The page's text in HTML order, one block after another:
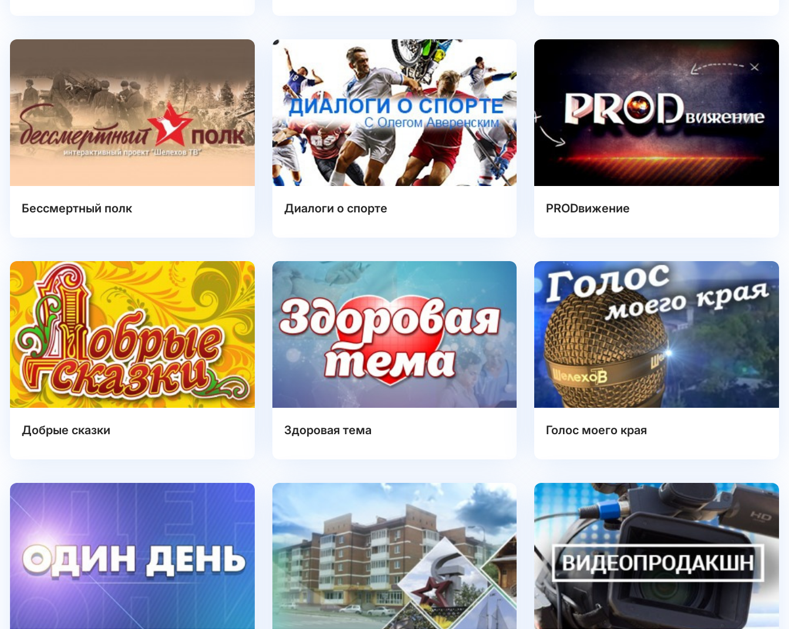
Бессмертный полк Диалоги о спорте PRODвижение
Добрые сказки Здоровая тема Голос моего края